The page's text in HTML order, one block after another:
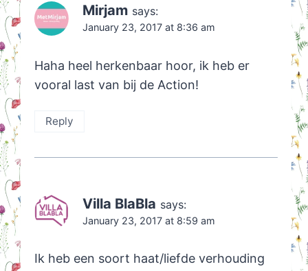
Mirjam says:
January 23, 2017 at 8:36 am
Haha heel herkenbaar hoor, ik heb er
vooral last van bij de Action!
Reply
Villa BlaBla says:
January 23, 2017 at 8:59 am
Ik heb een soort haat/liefde verhouding